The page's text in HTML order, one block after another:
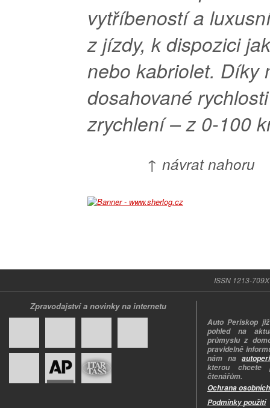
vytříbeností a
z jízdy, k dispozici
nebo kabriolet. Díky
dosahované
zrychlení – z 0-100
↑ návrat nahoru
ISSN 1213-
Zpravodajství a novinky na internetu
Auto Periskop
pohled na
průmyslu z
pravidelně
nám na
kterou chcete
čtenářům.
Ochrana
Podmínky použití